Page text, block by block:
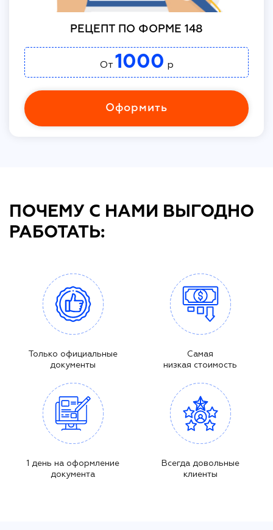
РЕЦЕПТ ПО ФОРМЕ 148
От 1000 р
Оформить
ПОЧЕМУ С НАМИ ВЫГОДНО
РАБОТАТЬ:
Только официальные
документы
Самая
низкая стоимость
1 день на оформление
документа
Всегда довольные
клиенты